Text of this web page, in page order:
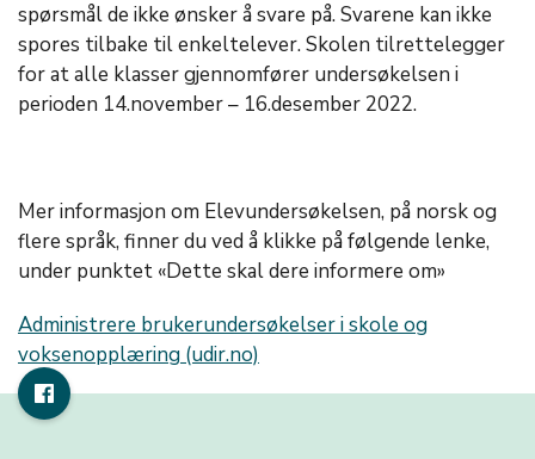
spørsmål de ikke ønsker å svare på. Svarene kan ikke
spores tilbake til enkeltelever. Skolen tilrettelegger
for at alle klasser gjennomfører undersøkelsen i
perioden 14.november – 16.desember 2022.
Mer informasjon om Elevundersøkelsen, på norsk og
flere språk, finner du ved å klikke på følgende lenke,
under punktet «Dette skal dere informere om»
Administrere brukerundersøkelser i skole og
voksenopplæring (udir.no)